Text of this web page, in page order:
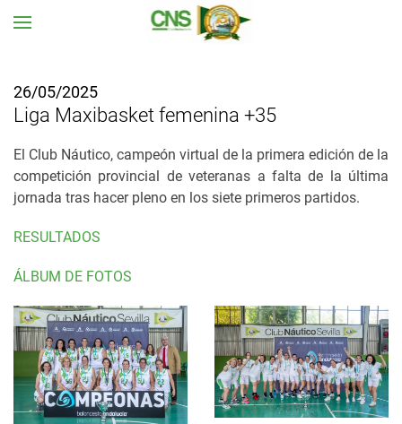
26/05/2025
Liga Maxibasket femenina +35
El Club Náutico, campeón virtual de la primera edición de la
competición provincial de veteranas a falta de la última
jornada tras hacer pleno en los siete primeros partidos.
RESULTADOS
ÁLBUM DE FOTOS